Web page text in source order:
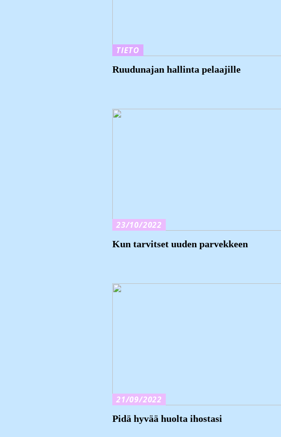
TIETO
Ruudunajan hallinta pelaajille
23/10/2022
Kun tarvitset uuden parvekkeen
21/09/2022
Pidä hyvää huolta ihostasi